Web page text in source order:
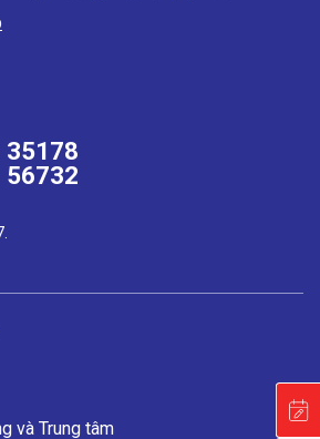
35178
56732
và Trung tâm